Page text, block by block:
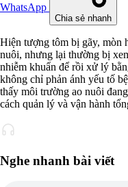
WhatsApp
Chia sẻ nhanh
Hiện tượng tôm bị gãy, mòn
nuôi, nhưng lại thường bị
nhiễm khuẩn để rồi xử lý
không chỉ phản ánh yếu tố
thấy môi trường ao nuôi
cách quản lý và vận hành
Nghe nhanh bài viết